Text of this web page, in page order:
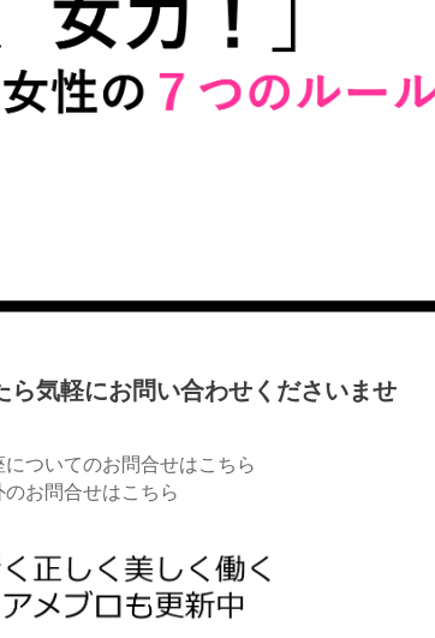
ら気軽にお問い合わせくださいませ
ついてのお問合せはこちら
のお問合せはこちら